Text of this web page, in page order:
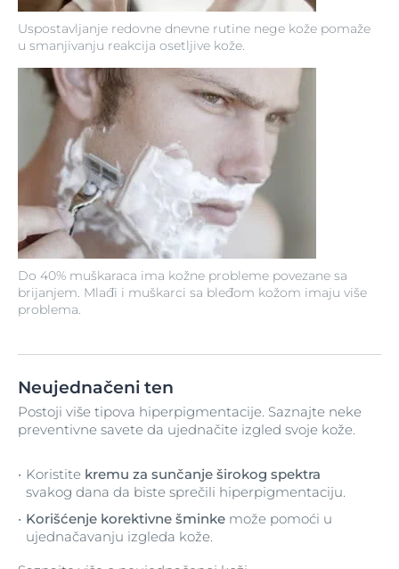
Uspostavljanje redovne dnevne rutine nege kože pomaže
u smanjivanju reakcija osetljive kože.
Do 40% muškaraca ima kožne probleme povezane sa
brijanjem. Mlađi i muškarci sa bleđom kožom imaju više
problema.
Neujednačeni ten
Postoji više tipova hiperpigmentacije. Saznajte neke
preventivne savete da ujednačite izgled svoje kože.
Koristite kremu za sunčanje širokog spektra
svakog dana da biste sprečili hiperpigmentaciju.
Korišćenje korektivne šminke može pomoći u
ujednačavanju izgleda kože.